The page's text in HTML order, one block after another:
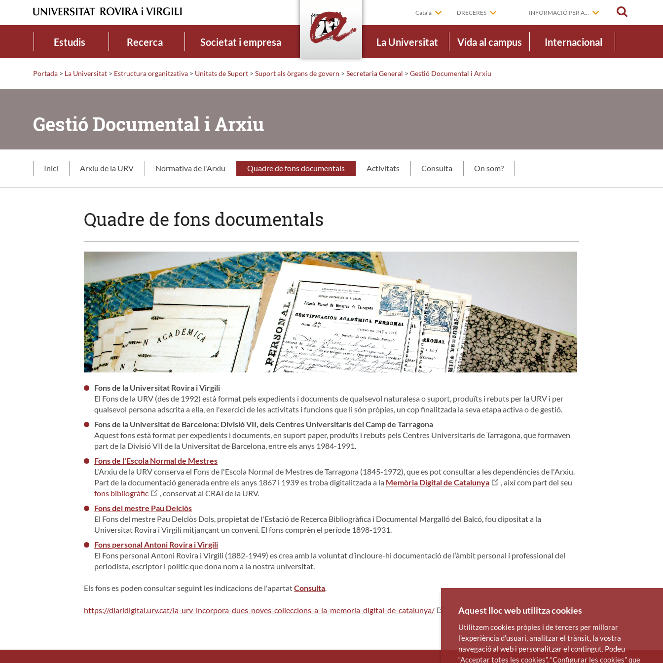
Català DRECERES INFORMACIÓ PER A...
Estudis Recerca Societat i empresa La Universitat Vida al campus Internacional
Portada > La Universitat > Estructura organitzativa > Unitats de Suport > Suport als òrgans de govern > Secretaria General > Gestió Documental i Arxiu
Gestió Documental i Arxiu
Inici Arxiu de la URV Normativa de l'Arxiu Quadre de fons documentals Activitats Consulta On som?
Quadre de fons documentals
Fons de la Universitat Rovira i Virgili
El Fons de la URV (des de 1992) està format pels expedients i documents de qualsevol naturalesa o suport, produïts i rebuts per la URV i per
qualsevol persona adscrita a ella, en l'exercici de les activitats i funcions que li són pròpies, un cop finalitzada la seva etapa activa o de gestió.
Fons de la Universitat de Barcelona: Divisió VII, dels Centres Universitaris del Camp de Tarragona
Aquest fons està format per expedients i documents, en suport paper, produïts i rebuts pels Centres Universitaris de Tarragona, que formaven
part de la Divisió VII de la Universitat de Barcelona, entre els anys 1984-1991.
Fons de l'Escola Normal de Mestres
L'Arxiu de la URV conserva el Fons de l'Escola Normal de Mestres de Tarragona (1845-1972), que es pot consultar a les dependències de l'Arxiu.
Part de la documentació generada entre els anys 1867 i 1939 es troba digitalitzada a la Memòria Digital de Catalunya
, així com part del seu
fons bibliogràfic
, conservat al CRAI de la URV.
Fons del mestre Pau Delclòs
El Fons del mestre Pau Delclòs Dols, propietat de l'Estació de Recerca Bibliogràfica i Documental Margalló del Balcó, fou dipositat a la
Universitat Rovira i Virgili mitjançant un conveni. El fons comprèn el període 1898-1931.
Fons personal Antoni Rovira i Virgili
El Fons personal Antoni Rovira i Virgili (1882-1949) es crea amb la voluntat d’incloure-hi documentació de l’àmbit personal i professional del
periodista, escriptor i polític que dona nom a la nostra universitat.
Els fons es poden consultar seguint les indicacions de l'apartatConsulta
https://diaridigital.urv.cat/la-urv-incorpora-dues-noves-colleccions-a-la-memoria-digital-de-catalunya/ Aquest lloc web utilitza cookies
Utilitzem cookies pròpies i de tercers per millorar
l’experiència d’usuari, analitzar el trànsit, la vostra
navegació al web i personalitzar el contingut. Podeu
“Acceptar totes les cookies”, “Configurar les cookies” que